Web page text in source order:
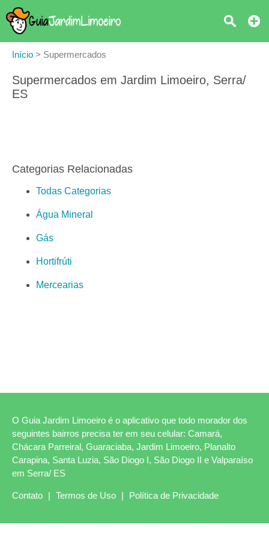
Início > Supermercados
Supermercados em Jardim Limoeiro, Serra/
ES
Categorias Relacionadas
Todas Categorias
Água Mineral
Gás
Hortifrúti
Mercearias
O Guia Jardim Limoeiro é o aplicativo que todo morador dos
seguintes bairros precisa ter em seu celular: Camará,
Chácara Parreiral, Guaraciaba, Jardim Limoeiro, Planalto
Carapina, Santa Luzia, São Diogo I, São Diogo II e Valparaíso
em Serra/ ES
Contato | Termos de Uso | Política de Privacidade